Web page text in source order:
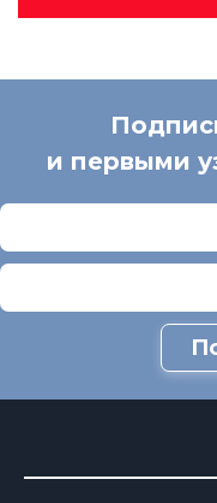
и первыми